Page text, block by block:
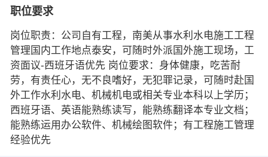
职位要求
岗位职责：公司自有工程，南美从事水利水电施工工程
管理国内工作地点泰安，可随时外派国外施工现场，工
资面议-西班牙语优先 岗位要求：身体健康，吃苦耐
劳，有责任心，无不良嗜好，无犯罪记录，可随时赴国
外工作水利水电、机械机电或相关专业本科以上学历；
西班牙语、英语能熟练读写，能熟练翻译本专业文档；
能熟练运用办公软件、机械绘图软件；有工程施工管理
经验优先